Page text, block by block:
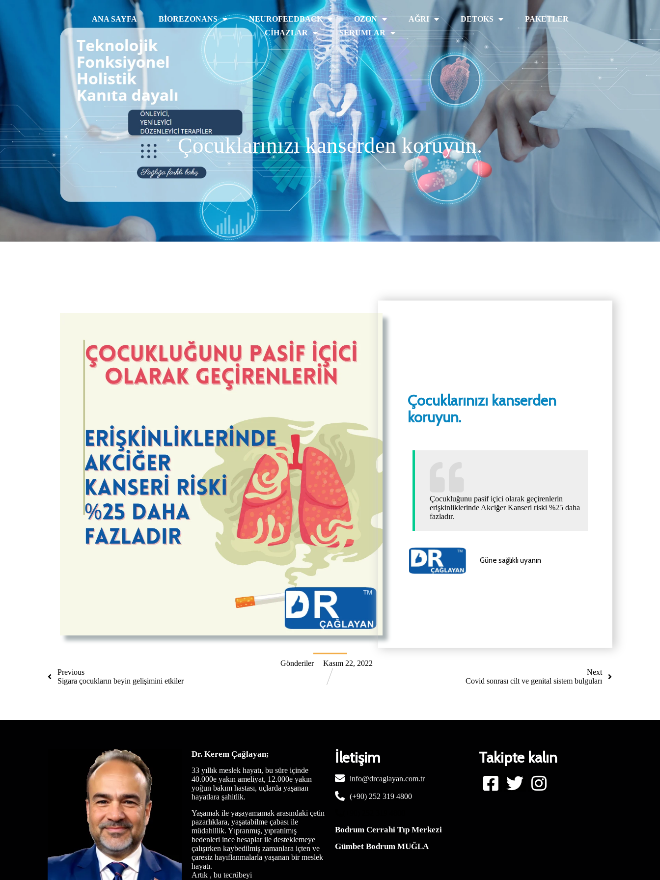
ANA SAYFA BIOREZONANS NEUROFEEDBACK OZON AĞRI DETOKS
PAKETLER
CIHAZLAR
SERUMLAR
Çocuklarınızı kanserden koruyun.
Çocuklarınızı kanserden
koruyun.
Çocukluğunu pasif içici olarak geçirenlerin
erişkinliklerinde Akciğer Kanseri riski %25 daha
fazladır.
Güne sağlıklı uyanın
Gönderiler
Kasım 22, 2022
Previous
Sigara çocukların beyin gelişimini etkiler
Next
Covid sonrası cilt ve genital sistem bulguları
Dr. Kerem Çağlayan;
33 yıllık meslek hayatı, bu süre içinde
40.000e yakın ameliyat, 12.000e yakın
yoğun bakım hastası, uçlarda yaşanan
hayatlara şahitlik.
Yaşamak ile yaşayamamak arasındaki çetin
pazarlıklara, yaşatabilme çabası ile
müdahillik. Yıpranmış, yıpratılmış
bedenleri ince hesaplar ile desteklemeye
çalışırken kaybedilmiş zamanlara içten ve
çaresiz hayıflanmalarla yaşanan bir meslek
hayatı.
Artık , bu tecrübeyi
İletişim
info@drcaglayan.com.tr
(+90) 252 319 4800
Bodrum Cerrahi Tıp Merkezi
Gümbet Bodrum MUĞLA
Takipte kalın